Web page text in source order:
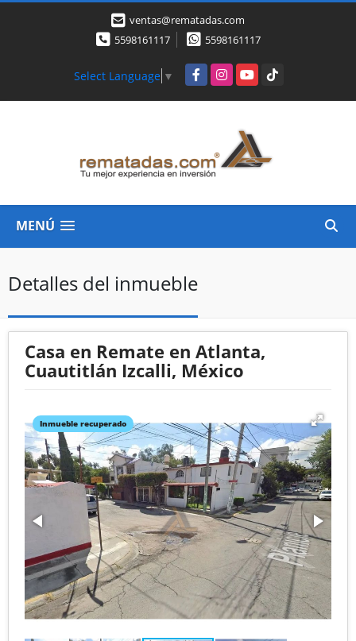
ventas@rematadas.com
5598161117
5598161117
Select Language ▼ FacebookInstagramYouTubeTikTok
MENÚ
Detalles del inmueble
Casa en Remate en Atlanta,
Cuautitlán Izcalli, México
Inmueble recuperado